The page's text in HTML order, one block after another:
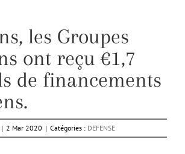
les Groupes
ont reçu €1,7
de financements
| 2 Mar 2020 | Catégories : DEFENSE